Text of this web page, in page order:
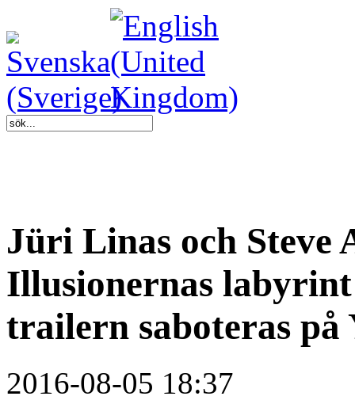
Jüri Linas och Steve
Illusionernas
trailern saboteras på
2016-08-05 18:37